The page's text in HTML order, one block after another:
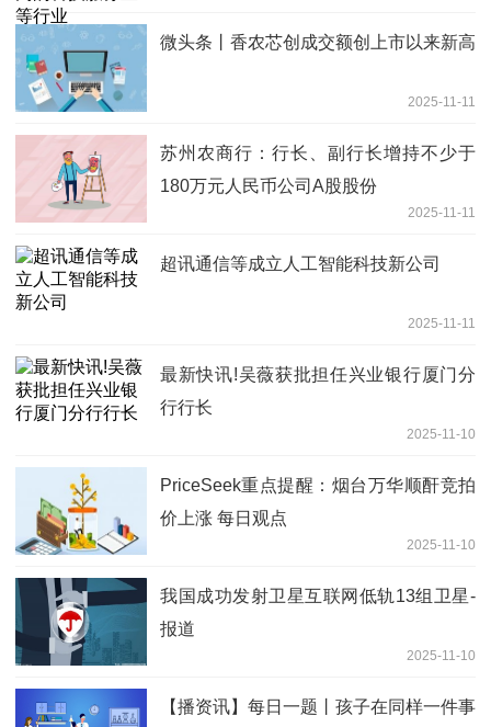
微头条丨香农芯创成交额创上市以来新高
2025-11-11
苏州农商行：行长、副行长增持不少于
180万元人民币公司A股股份
2025-11-11
超讯通信等成立人工智能科技新公司
2025-11-11
最新快讯!吴薇获批担任兴业银行厦门分
行行长
2025-11-10
PriceSeek重点提醒：烟台万华顺酐竞拍
价上涨 每日观点
2025-11-10
我国成功发射卫星互联网低轨13组卫星-
报道
2025-11-10
【播资讯】每日一题丨孩子在同样一件事